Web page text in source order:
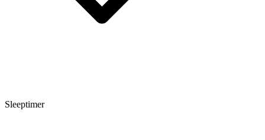
Sleeptimer